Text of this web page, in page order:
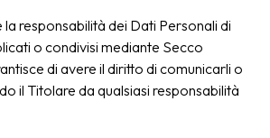
la responsabilità dei Dati Personali di
o condivisi mediante Secco
di avere il diritto di comunicarli o
il Titolare da qualsiasi responsabilità